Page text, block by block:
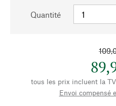
Quantité
tous les prix incluent la
Envoi compensé